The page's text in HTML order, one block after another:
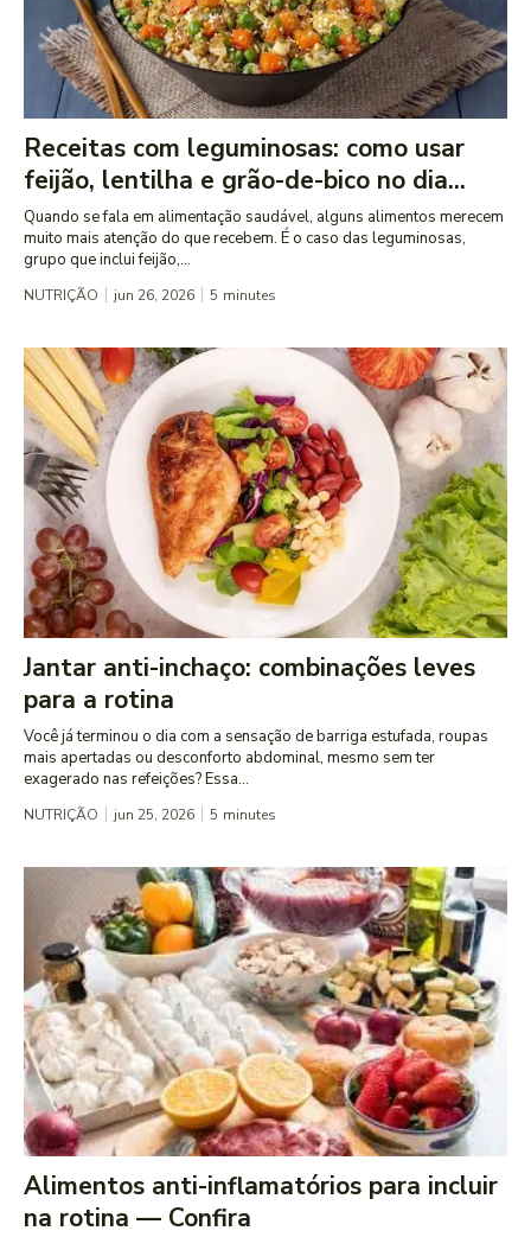
Receitas com leguminosas: como usar
feijão, lentilha e grão-de-bico no dia...
Quando se fala em alimentação saudável, alguns alimentos merecem
muito mais atenção do que recebem. É o caso das leguminosas,
grupo que inclui feijão,...
NUTRIÇÃO jun 26, 2026 5 minutes
Jantar anti-inchaço: combinações leves
para a rotina
Você já terminou o dia com a sensação de barriga estufada, roupas
mais apertadas ou desconforto abdominal, mesmo sem ter
exagerado nas refeições? Essa...
NUTRIÇÃO jun 25, 2026 5 minutes
Alimentos anti-inflamatórios para incluir
na rotina — Confira